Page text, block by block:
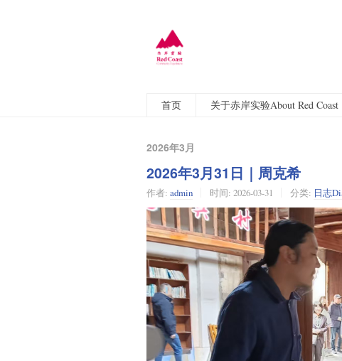
首页
关于赤岸实验About Red Coast
2026年3月
2026年3月31日｜周克希
作者: admin 时间: 2026-03-31 分类: 日志